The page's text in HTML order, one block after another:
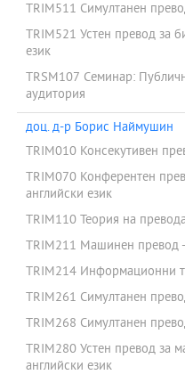
TRIM511 Симултанен
TRIM521 Устен превод за
език
TRSM107 Семинар:
аудитория
доц. д-р Борис Наймушин
TRIM010 Консекутивен
TRIM070 Конферентен
английски език
TRIM110 Теория на превода
TRIM211 Машинен превод
TRIM214 Информационни
TRIM261 Симултанен
TRIM268 Симултанен
TRIM280 Устен превод за
английски език